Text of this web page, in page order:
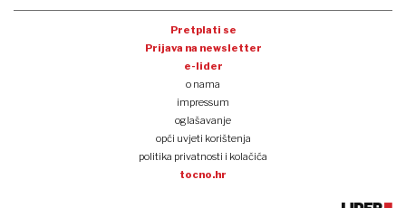
Pretplati se
Prijava na newsletter
e-lider
o nama
impressum
oglašavanje
opći uvjeti korištenja
politika privatnosti i kolačića
tocno.hr